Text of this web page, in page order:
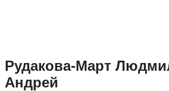
Рудакова-Март
Андрей